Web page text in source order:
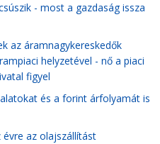
- most a gazdaság issza
az áramnagykereskedők
helyzetével - nő a piaci
figyel
és a forint árfolyamát is
az olajszállítást